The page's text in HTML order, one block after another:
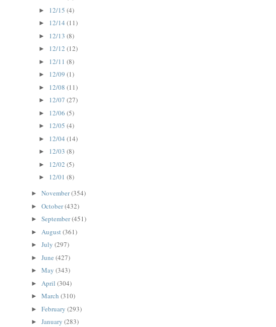
► 12/15(4)
► 12/14(11)
► 12/13(8)
► 12/12(12)
► 12/11(8)
► 12/09(1)
► 12/08(11)
► 12/07(27)
► 12/06(5)
► 12/05(4)
► 12/04(14)
► 12/03(8)
► 12/02(5)
► 12/01(8)
► November(354)
► October(432)
► September(451)
► August(361)
► July (297)
► June (427)
► May (343)
► April (304)
► March (310)
► February (293)
► January (283)